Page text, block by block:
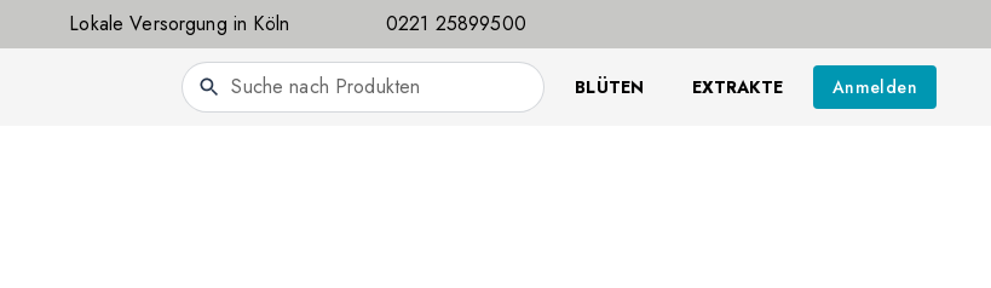
Lokale Versorgung in Köln 0221 25899500
BLÜTEN EXTRAKTE Anmelden